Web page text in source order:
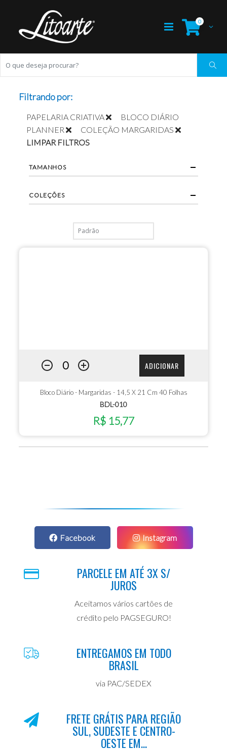
0
ADICIONAR
Bloco Diário - Margaridas - 14,5 X 21 Cm 40 Folhas
BDL-010
R$ 15,77
Filtrando por:
PAPELARIA CRIATIVA
BLOCO DIÁRIO
PLANNER
COLEÇÃO MARGARIDAS
LIMPAR FILTROS
TAMANHOS
COLEÇÕES
Facebook Instagram
PARCELE EM ATÉ 3X S/
JUROS
Aceitamos vários cartões de
crédito pelo PAGSEGURO!
ENTREGAMOS EM TODO
BRASIL
via PAC/SEDEX
FRETE GRÁTIS PARA REGIÃO
SUL, SUDESTE E CENTRO-
OESTE EM...